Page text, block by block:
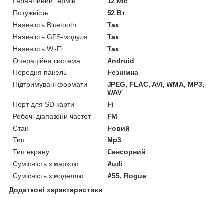
Потужність
52 Вт
Наявність Bluetooth
Так
Наявність GPS-модуля
Так
Наявність Wi-Fi
Так
Операційна система
Android
Передня панель
Незнімна
Підтримувані формати
JPEG, FLAC, AVI, WMA, MP3,
WAV
Порт для SD-карти
Ні
Робочі діапазони частот
FM
Стан
Новий
Тип
Mp3
Тип екрану
Сенсорний
Сумісність з маркою
Audi
Сумісність з моделлю
A55, Rogue
Додаткові характеристики